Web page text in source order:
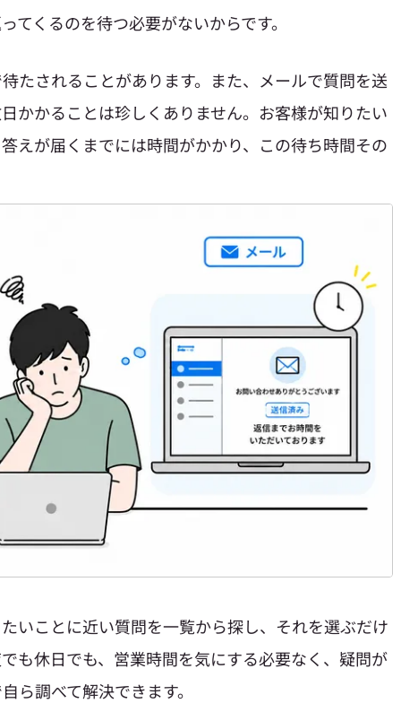
てくるのを待つ必要がないからです。
たされることがあります。また、メールで質問を送
かかることは珍しくありません。お客様が知りたい
えが届くまでには時間がかかり、この待ち時間その
いことに近い質問を一覧から探し、それを選ぶだけ
も休日でも、営業時間を気にする必要なく、疑問が
ら調べて解決できます。